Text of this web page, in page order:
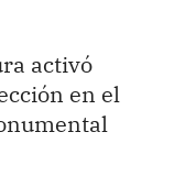
activó
en el